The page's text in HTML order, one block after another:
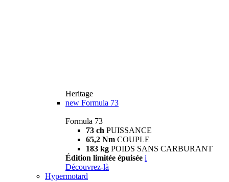
Heritage
new Formula 73
Formula 73
73 ch PUISSANCE
65,2 Nm COUPLE
183 kg POIDS SANS CARBURANT
Édition limitée épuisée i
Découvrez-là
Hypermotard